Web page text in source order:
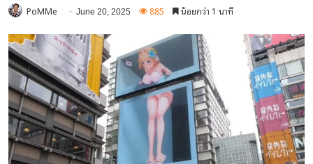
PoMMe June 20, 2025 885 น้อยกว่า 1 นาที